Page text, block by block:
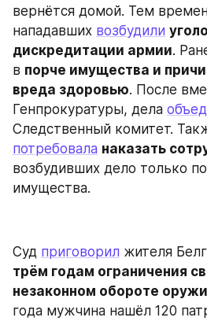
вернётся домой. Тем
нападавших возбудили
дискредитации армии.
в порче имущества и
вреда здоровью. После
Генпрокуратуры, дела
потребовала наказать
возбудивших дело только
имущества.
Суд приговорил
трём годам ограничения
незаконном обороте
года мужчина нашёл 120